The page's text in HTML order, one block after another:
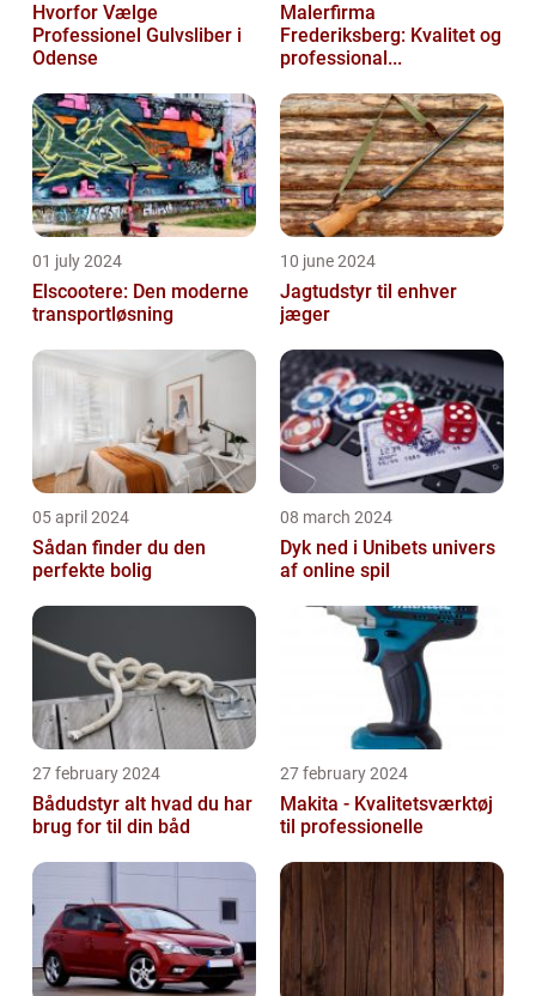
Hvorfor Vælge
Professionel Gulvsliber i
Odense
Malerfirma
Frederiksberg: Kvalitet og
professional...
01 july 2024
Elscootere: Den moderne
transportløsning
10 june 2024
Jagtudstyr til enhver
jæger
05 april 2024
Sådan finder du den
perfekte bolig
08 march 2024
Dyk ned i Unibets univers
af online spil
27 february 2024
Bådudstyr alt hvad du har
brug for til din båd
27 february 2024
Makita - Kvalitetsværktøj
til professionelle